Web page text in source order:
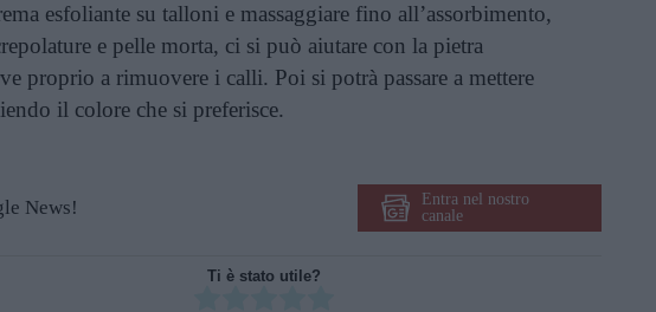
esfoliante su talloni e massaggiare fino all’assorbimento,
e pelle morta, ci si può aiutare con la pietra
proprio a rimuovere i calli. Poi si potrà passare a mettere
il colore che si preferisce.
News!
Entra nel nostro
canale
Ti è stato utile?